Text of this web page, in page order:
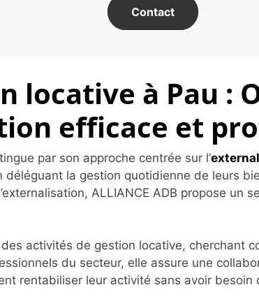
Contact
locative à Pau :
efficace et
par son approche centrée sur l’
déléguant la gestion quotidienne de leurs
ALLIANCE ADB propose un
des activités de gestion locative,
du secteur, elle assure une
rentabiliser leur activité sans avoir